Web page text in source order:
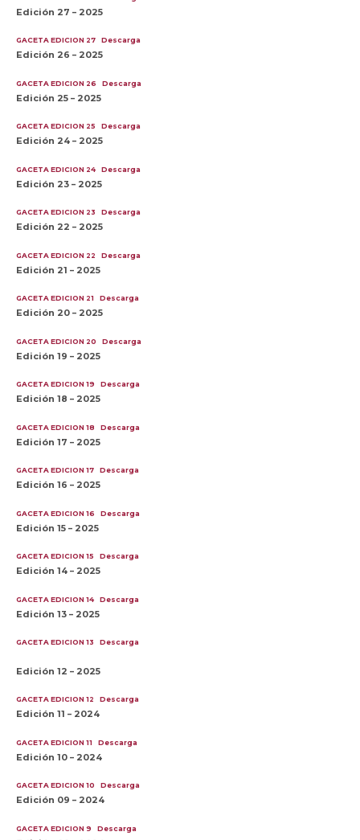
Edición 27 – 2025
GACETA EDICION 27 Descarga
Edición 26 – 2025
GACETA EDICION 26 Descarga
Edición 25 – 2025
GACETA EDICION 25 Descarga
Edición 24 – 2025
GACETA EDICION 24 Descarga
Edición 23 – 2025
GACETA EDICION 23 Descarga
Edición 22 – 2025
GACETA EDICION 22 Descarga
Edición 21 – 2025
GACETA EDICION 21 Descarga
Edición 20 – 2025
GACETA EDICION 20 Descarga
Edición 19 – 2025
GACETA EDICION 19 Descarga
Edición 18 – 2025
GACETA EDICION 18 Descarga
Edición 17 – 2025
GACETA EDICION 17 Descarga
Edición 16 – 2025
GACETA EDICION 16 Descarga
Edición 15 – 2025
GACETA EDICION 15 Descarga
Edición 14 – 2025
GACETA EDICION 14 Descarga
Edición 13 – 2025
GACETA EDICION 13 Descarga
Edición 12 – 2025
GACETA EDICION 12 Descarga
Edición 11 – 2024
GACETA EDICION 11 Descarga
Edición 10 – 2024
GACETA EDICION 10 Descarga
Edición 09 – 2024
GACETA EDICION 9 Descarga